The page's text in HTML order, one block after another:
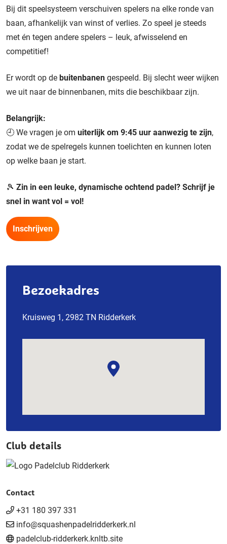
Bij dit speelsysteem verschuiven spelers na elke ronde van
baan, afhankelijk van winst of verlies. Zo speel je steeds
met én tegen andere spelers – leuk, afwisselend en
competitief!
Er wordt op de buitenbanen gespeeld. Bij slecht weer wijken
we uit naar de binnenbanen, mits die beschikbaar zijn.
Belangrijk:
🕘 We vragen je om uiterlijk om 9:45 uur aanwezig te zijn,
zodat we de spelregels kunnen toelichten en kunnen loten
op welke baan je start.
🎾 Zin in een leuke, dynamische ochtend padel? Schrijf je
snel in want vol = vol!
Inschrijven
Bezoekadres
Kruisweg 1, 2982 TN Ridderkerk
Club details
Contact
+31 180 397 331
info@squashenpadelridderkerk.nl
padelclub-ridderkerk.knltb.site